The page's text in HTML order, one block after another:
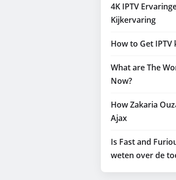
4K IPTV
Kijkervaring
How to Get IPTV
What are The
Now?
How Zakaria
Ajax
Is Fast and
weten over de